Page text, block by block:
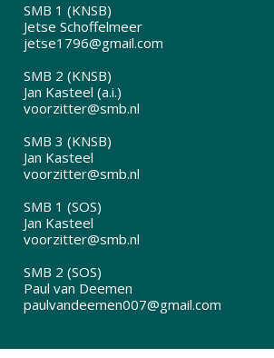
SMB 1 (KNSB)
Jetse Schoffelmeer
jetse1796@gmail.com
SMB 2 (KNSB)
Jan Kasteel (a.i.)
voorzitter@smb.nl
SMB 3 (KNSB)
Jan Kasteel
voorzitter@smb.nl
SMB 1 (SOS)
Jan Kasteel
voorzitter@smb.nl
SMB 2 (SOS)
Paul van Deemen
paulvandeemen007@gmail.com